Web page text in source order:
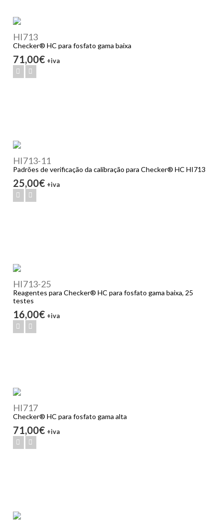
HI713
Checker® HC para fosfato gama baixa
71,00€ +iva
HI713-11
Padrões de verificação da calibração para Checker® HC HI713
25,00€ +iva
HI713-25
Reagentes para Checker® HC para fosfato gama baixa, 25
testes
16,00€ +iva
HI717
Checker® HC para fosfato gama alta
71,00€ +iva